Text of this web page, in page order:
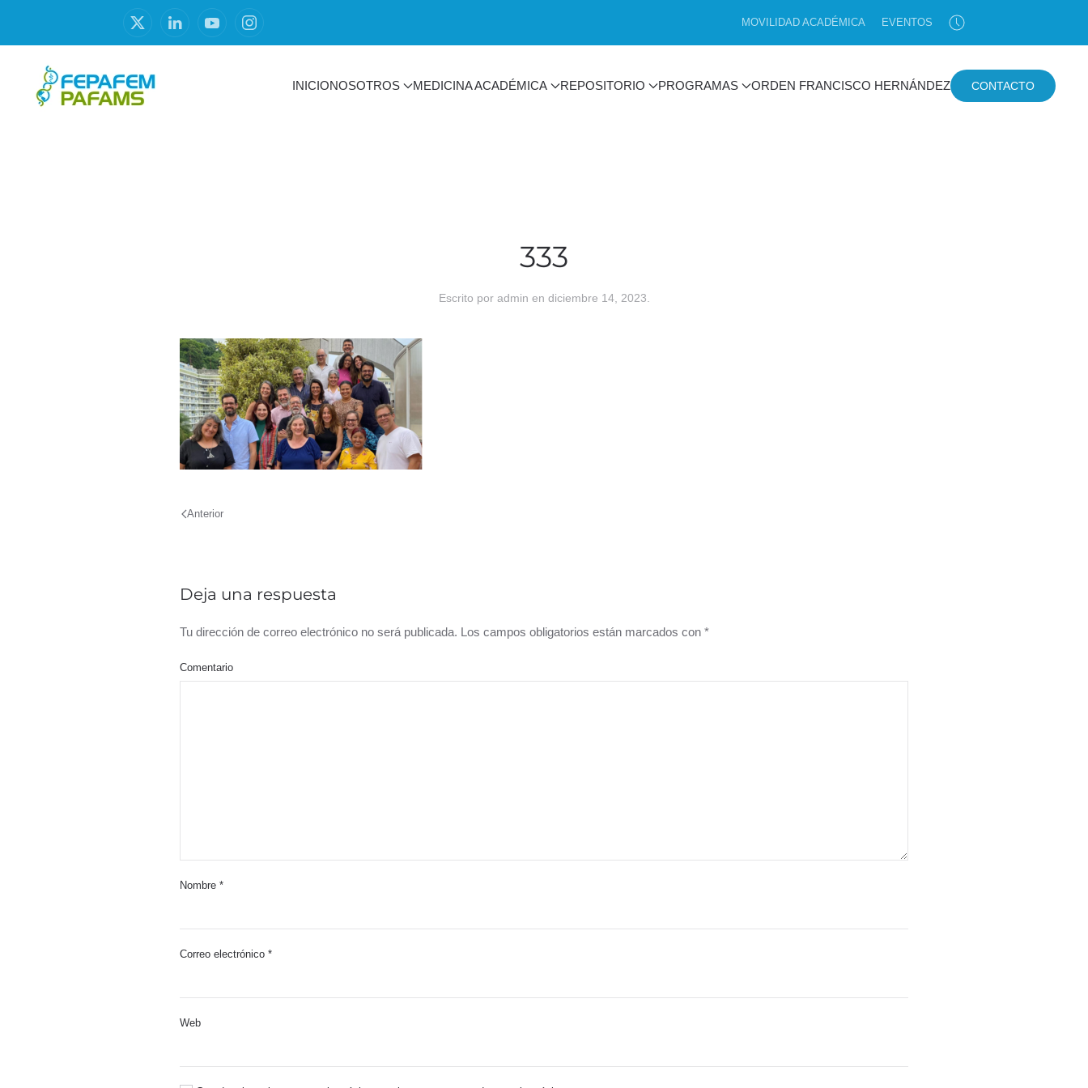
MOVILIDAD ACADÉMICA EVENTOS
INICIONOSOTROS MEDICINA ACADÉMICA REPOSITORIO PROGRAMAS ORDEN FRANCISCO HERNÁNDEZ CONTACTO
333
Escrito por admin en diciembre 14, 2023
Anterior
Deja una respuesta
Tu dirección de correo electrónico no será publicada. Los campos obligatorios están marcados con *
Comentario
Nombre *
Correo electrónico *
Web